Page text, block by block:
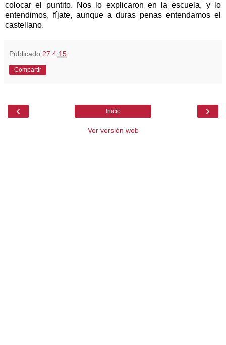
colocar el puntito. Nos lo explicaron en la escuela, y lo
entendimos, fíjate, aunque a duras penas entendamos el
castellano.
Publicado 27.4.15
Compartir
‹ ›
Inicio
Ver versión web